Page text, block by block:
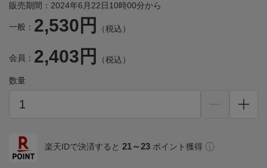
販売期間：2024年6月22日10時00分から
一般： 2,530円 （税込）
会員： 2,403円 （税込）
数量
楽天IDで決済すると 21～23 ポイント獲得